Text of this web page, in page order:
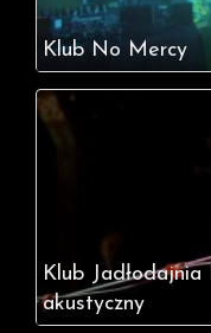
Klub No Mercy
Klub
akustyczny